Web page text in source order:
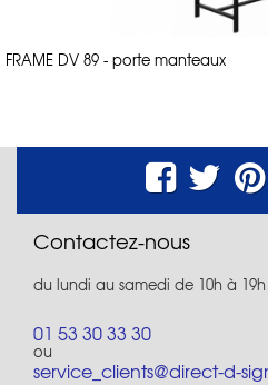
FRAME DV 89 - porte manteaux
Contactez-nous
du lundi au samedi de 10h à 19h
01 53 30 33 30
ou
service_clients@direct-d-